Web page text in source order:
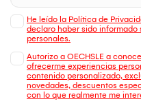
He leído la Política de
declaro haber sido informado
personales.
Autorizo a OECHSLE a
ofrecerme experiencias
contenido personalizado,
novedades, descuentos
con lo que realmente me